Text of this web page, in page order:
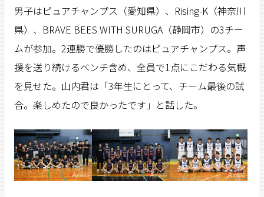
男子はピュアチャンプス（愛知県）、Rising-K（神奈川
県）、BRAVE BEES WITH SURUGA（静岡市）の3チー
ムが参加。2連勝で優勝したのはピュアチャンプス。声
援を送り続けるベンチ含め、全員で1点にこだわる気概
を見せた。山内君は「3年生にとって、チーム最後の試
合。楽しめたので良かったです」と話した。